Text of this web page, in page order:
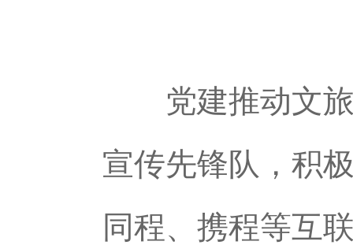
党建推动文旅
宣传先锋队，积
同程、携程等互